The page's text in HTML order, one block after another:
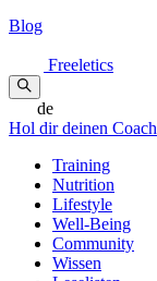
Blog
Freeletics
de
Hol dir deinen Coach
Training
Nutrition
Lifestyle
Well-Being
Community
Wissen